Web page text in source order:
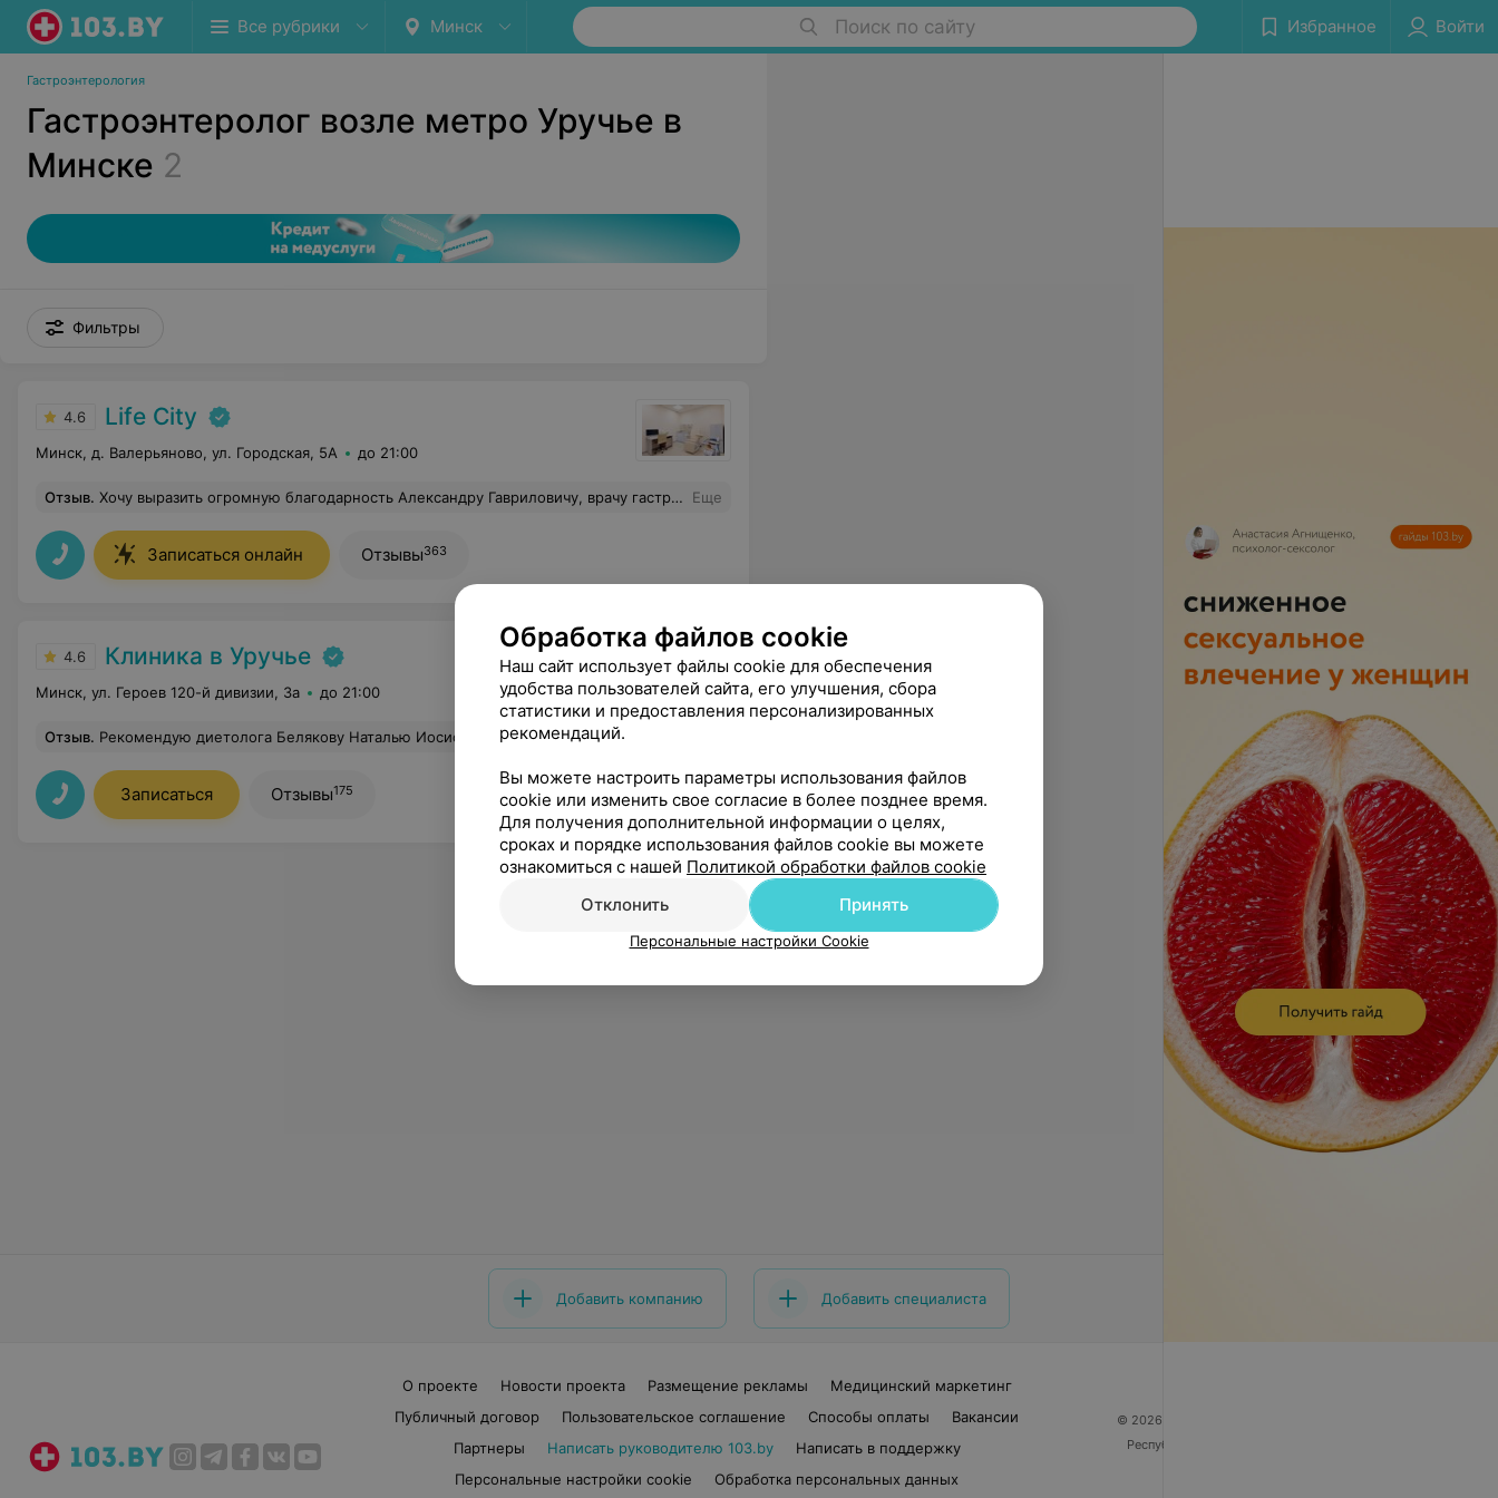
Все рубрики Минск Поиск по сайту Избранное Войти
Гастроэнтерология
Гастроэнтеролог возле метро Уручье в
Минске 2
Фильтры
4.6 Life City
Минск, д. Валерьяново, ул. Городская, 5А до 21:00
Отзыв. Хочу выразить огромную благодарность Александру Гавриловичу, врачу гастроэнтнрологу. На приёме у врача данной специальности была впервые. В конце марта посетила специалиста по поводу хеликобактериоза. Я долго сомневалась стоит ли пить антибиотики при данной проблеме, но врач мне доступно всё донёс о необходимости лечения. Всё очень толково, профессионально рассказал о последствиях отказа от лечения и о моём состоянии. Вызвал доверие. И я решилась на лечение. Это было самое правильное решение! Я наконец-то забыла о болях в желудке при своей язве, у меня очистилась кожа от высыпаний, связанных с хеликобактер! Очень тактичный, классный специалист. Благодарю за таких врачей! Если ищите хорошего гастроэнтеролога, то вот он! Еще
Записаться онлайн Отзывы363
4.6 Клиника в Уручье
Минск, ул. Героев 120-й дивизии, 3а до 21:00
Отзыв. Рекомендую диетолога Белякову Наталью Иосифовна. Профессионал своего дела!
Записаться Отзывы175
Добавить компанию Добавить специалиста
О проекте Новости проекта Размещение рекламы
Медицинский маркетинг
Публичный договор
Пользовательское соглашение Способы оплаты
Вакансии
Партнеры
Написать руководителю 103.by
Написать в поддержку
Персональные настройки cookie
Обработка персональных данных
© 2026 ООО «Артокс Лаб», УНП 191700409
Республика Беларусь, г. Минск, улица Толбухина, 2,
Обработка файлов cookie
Наш сайт использует файлы cookie для обеспечения
удобства пользователей сайта, его улучшения, сбора
статистики и предоставления персонализированных
рекомендаций.
Вы можете настроить параметры использования файлов
cookie или изменить свое согласие в более позднее время.
Для получения дополнительной информации о целях,
сроках и порядке использования файлов cookie вы можете
ознакомиться с нашей Политикой обработки файлов cookie
Отклонить
Принять
Персональные настройки Cookie